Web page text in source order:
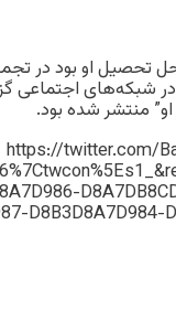
تحصیل او بود در
شبکه‌های اجتماعی
منتشر شده بود.
https://twitter.com/